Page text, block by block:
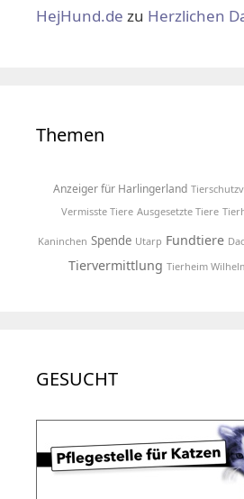
HejHund.de zu Herzlichen
Themen
Anzeiger für Harlingerland
Vermisste Tiere Ausgesetzte Tiere
Kaninchen Spende Utarp Fundtiere
Tiervermittlung Tierheim
GESUCHT